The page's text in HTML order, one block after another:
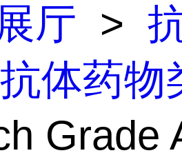
厅 >
抗体药物
Grade